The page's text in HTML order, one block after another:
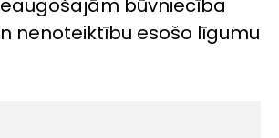
būvniecība
nenoteiktību esošo līgumu